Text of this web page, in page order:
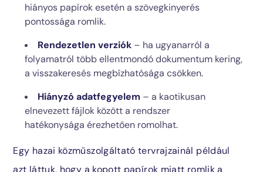
hiányos papírok esetén a szövegkinyerés
pontossága romlik.
Rendezetlen verziók – ha ugyanarról a
folyamatról több ellentmondó dokumentum kering,
a visszakeresés megbízhatósága csökken.
Hiányzó adatfegyelem – a kaotikusan
elnevezett fájlok között a rendszer
hatékonysága érezhetően romolhat.
Egy hazai közműszolgáltató tervrajzainál például
azt láttuk, hogy a kopott papírok miatt romlik a